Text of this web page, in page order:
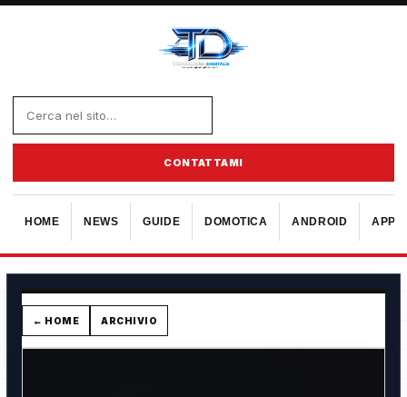
CONTATTAMI
HOME NEWS GUIDE DOMOTICA ANDROID
← HOME ARCHIVIO